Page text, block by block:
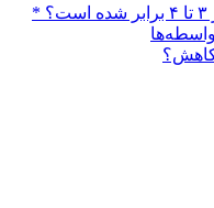
کاهش؟